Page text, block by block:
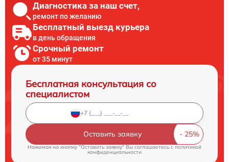
Диагностика за наш счет,
ремонт по желанию
Бесплатный выезд курьера
в день обращения
Срочный ремонт
от 35 минут
Бесплатная консультация со
специалистом
Оставить заявку
Нажимая на кнопку "Оставить заявку" Вы соглашаетесь cполитикой
конфиденциальности